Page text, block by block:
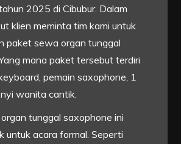
2025 di Cibubur. Dalam
klien meminta tim kami untuk
paket sewa organ tunggal
mana paket tersebut terdiri
pemain saxophone, 1
wanita cantik.
tunggal saxophone ini
untuk acara formal. Seperti